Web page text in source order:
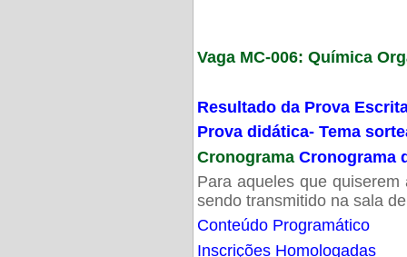
Vaga MC-006: Química
Resultado da Prova
Prova didática- Tema
Cronograma Cronograma
Para aqueles que
sendo transmitido na sala
Conteúdo Programático
Inscrições Homologadas